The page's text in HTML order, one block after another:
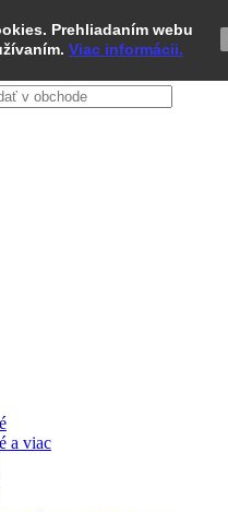
Prehliadaním webu
Viac informácii.
a viac